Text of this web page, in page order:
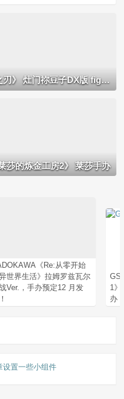
祢豆子DX版 figma 可动手办
的炼金工房2》 莱莎手办
《Re:从零开始
世界生活》拉姆罗兹瓦尔
Ver.，手办预定12 月发
1》
办
设置一些小组件